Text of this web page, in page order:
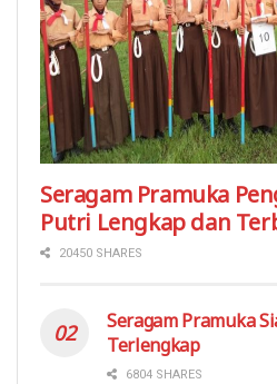
Seragam Pramuka
Putri Lengkap dan
20450 SHARES
Seragam Pramuka
Terlengkap
6804 SHARES